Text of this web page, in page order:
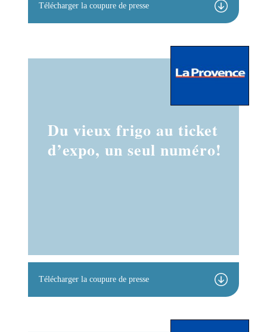
Télécharger la coupure de presse
Du vieux frigo au ticket
d’expo, un seul numéro!
Télécharger la coupure de presse